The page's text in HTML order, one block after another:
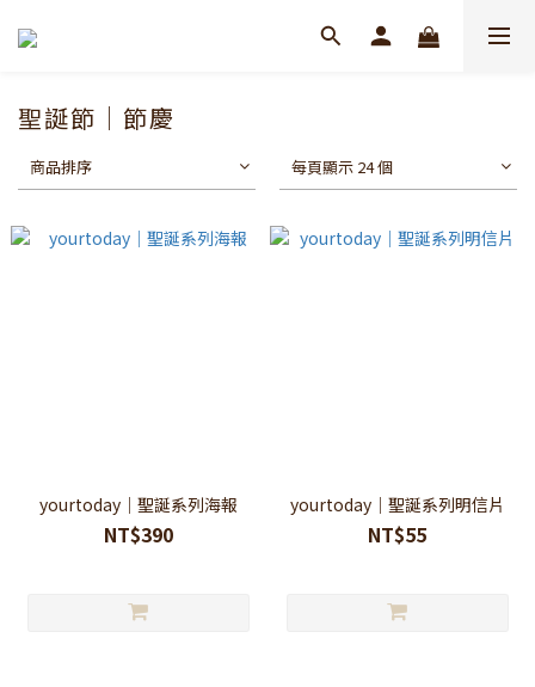
聖誕節｜節慶
商品排序 每頁顯示 24 個
yourtoday｜聖誕系列海報
NT$390
yourtoday｜聖誕系列明信片
NT$55